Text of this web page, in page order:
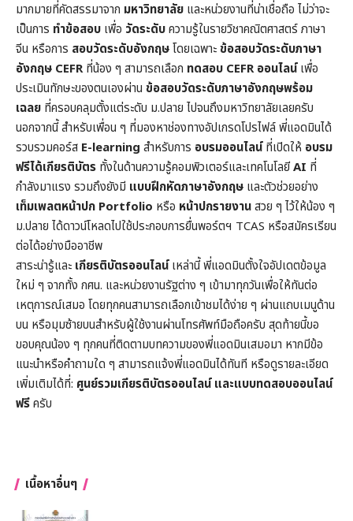
มากมายที่คัดสรรมาจาก มหาวิทยาลัย และหน่วยงานที่น่าเชื่อถือ ไม่ว่าจะ
เป็นการ ทำข้อสอบ เพื่อ วัดระดับความรู้ในรายวิชาคณิตศาสตร์ภาษา
จีน หรือการ สอบวัดระดับอังกฤษโดยเฉพาะข้อสอบวัดระดับภาษา
อังกฤษ CEFRที่น้อง ๆ สามารถเลือก ทดสอบ CEFR ออนไลน์เพื่อ
ประเมินทักษะของตนเองผ่าน ข้อสอบวัดระดับภาษาอังกฤษพร้อม
เฉลย ที่ครอบคลุมตั้งแต่ระดับ ม.ปลาย ไปจนถึงมหาวิทยาลัยเลยครับ
นอกจากนี้ สำหรับเพื่อน ๆ ที่มองหาช่องทางอัปเกรดโปรไฟล์ พี่แอดมินได้
รวบรวมคอร์ส E-learning สำหรับการ อบรมออนไลน์ที่เปิดให้ อบรม
ฟรีได้เกียรติบัตร ทั้งในด้านความรู้คอมพิวเตอร์และเทคโนโลยีAI ที่
กำลังมาแรง รวมถึงยังมี แบบฝึกหัดภาษาอังกฤษ และตัวช่วยอย่าง
เท็มเพลตหน้าปก Portfolio หรือ หน้าปกรายงานสวย ๆ ไว้ให้น้อง ๆ
ม.ปลาย ได้ดาวน์โหลดไปใช้ประกอบการยื่นพอร์ตฯ TCAS หรือสมัครเรียน
ต่อได้อย่างมืออาชีพ
สาระน่ารู้และ เกียรติบัตรออนไลน์เหล่านี้ พี่แอดมินตั้งใจอัปเดตข้อมูล
ใหม่ ๆ จากทั้ง กศน. และหน่วยงานรัฐต่าง ๆ เข้ามาทุกวันเพื่อให้ทันต่อ
เหตุการณ์เสมอ โดยทุกคนสามารถเลือกเข้าชมได้ง่าย ๆ ผ่านแถบเมนูด้าน
บน หรือมุมซ้ายบนสำหรับผู้ใช้งานผ่านโทรศัพท์มือถือครับ สุดท้ายนี้ขอ
ขอบคุณน้อง ๆ ทุกคนที่ติดตามบทความของพี่แอดมินเสมอมา หากมีข้อ
แนะนำหรือคำถามใด ๆ สามารถแจ้งพี่แอดมินได้ทันที หรือดูรายละเอียด
เพิ่มเติมได้ที่: ศูนย์รวมเกียรติบัตรออนไลน์ และแบบทดสอบออนไลน์
ฟรีครับ
เนื้อหาอื่นๆ